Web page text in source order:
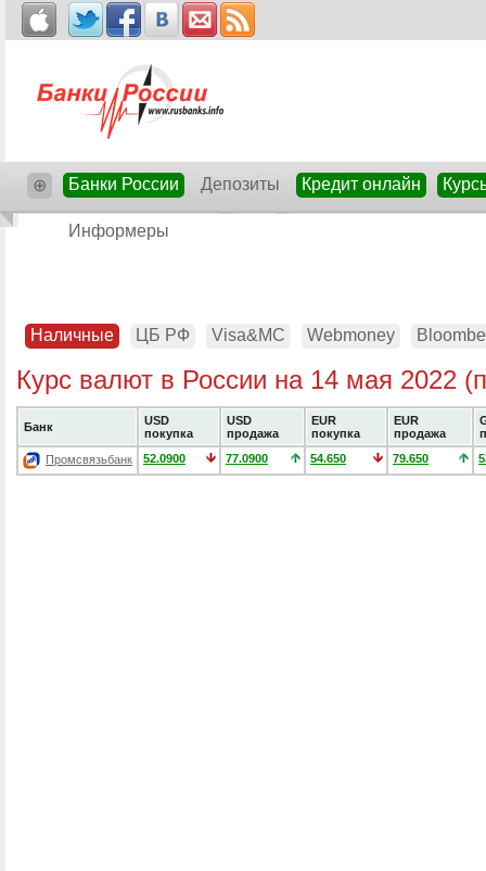
⊕ Банки России Депозиты Кредит онлайн
Информеры
Наличные ЦБ РФ Visa&MC Webmoney
Курс валют в России на 14 мая 2022
Банк
USD
покупка
USD
продажа
EUR
покупка
EUR
продажа
Промсвязьбанк
52.0900 77.0900 54.650 79.650